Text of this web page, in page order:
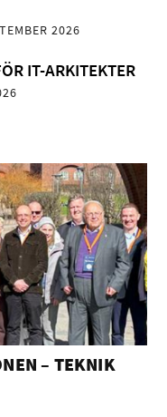
2026
IT-ARKITEKTER
– TEKNIK